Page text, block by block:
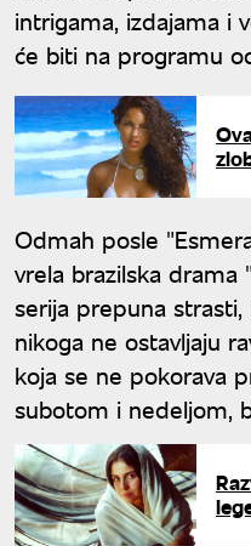
intrigama, izdajama i
će biti na programu
Odmah posle
vrela brazilska drama
serija prepuna
nikoga ne ostavljaju
koja se ne pokorava
subotom i nedeljom,